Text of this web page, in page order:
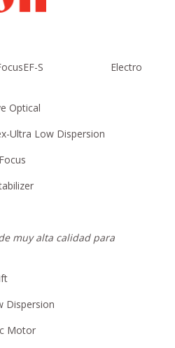
S Electro
Low Dispersion
muy alta calidad para